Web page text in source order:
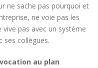
ne sache pas pourquoi et
ne voie pas les
pas avec un système
ses collègues.
au plan